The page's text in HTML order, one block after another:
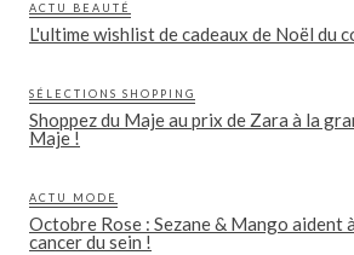
ACTU BEAUTÉ
L'ultime wishlist de cadeaux de Noël du
SÉLECTIONS SHOPPING
Shoppez du Maje au prix de Zara à la
Maje !
ACTU MODE
Octobre Rose : Sezane & Mango aident
cancer du sein !